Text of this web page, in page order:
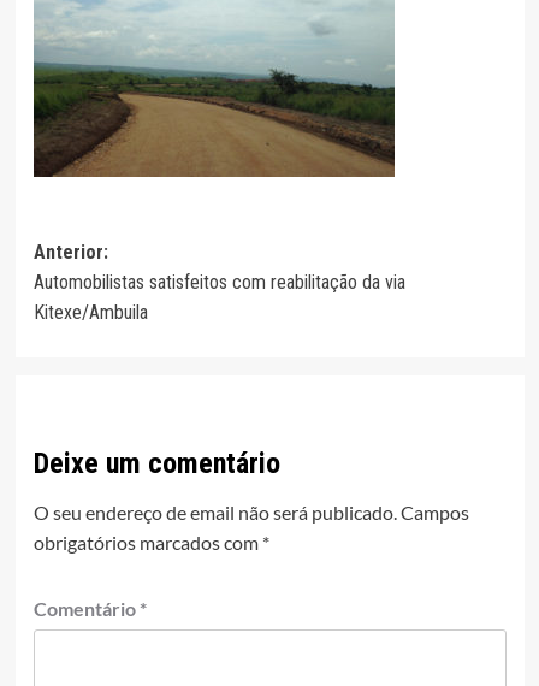
Navegação
de
Anterior:
Automobilistas satisfeitos com reabilitação da via
Kitexe/Ambuila
Deixe um comentário
O seu endereço de email não será publicado.Campos
obrigatórios marcados com *
Comentário *